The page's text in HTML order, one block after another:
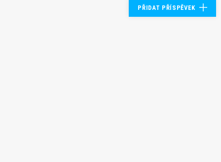
PŘIDAT PŘÍSPĚVEK